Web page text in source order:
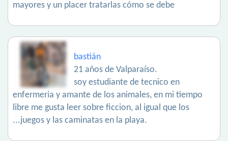
mayores y un placer tratarlas cómo se debe
bastián
21 años de Valparaíso.
soy estudiante de tecnico en
enfermeria y amante de los animales, en mi tiempo
libre me gusta leer sobre ficcion, al igual que los
...juegos y las caminatas en la playa.